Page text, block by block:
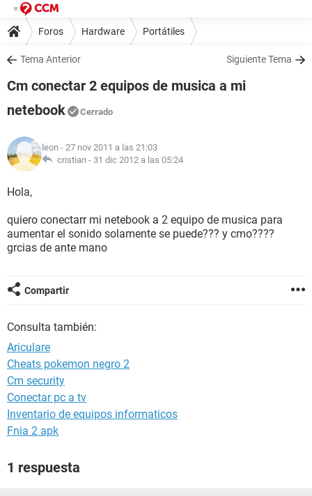
Foros Hardware Portátiles
Tema Anterior Siguiente Tema
Cm conectar 2 equipos de musica a mi
netebook
Cerrado
leon - 27 nov 2011 a las 21:03
cristian - 31 dic 2012 a las 05:24
Hola,
quiero conectarr mi netebook a 2 equipo de musica para
aumentar el sonido solamente se puede??? y cmo????
grcias de ante mano
Compartir
Consulta también:
Ariculare
Cheats pokemon negro 2
Cm security
Conectar pc a tv
Inventario de equipos informaticos
Fnia 2 apk
1 respuesta